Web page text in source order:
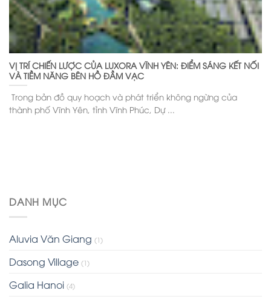
VỊ TRÍ CHIẾN LƯỢC CỦA LUXORA VĨNH YÊN: ĐIỂM SÁNG KẾT NỐI
VÀ TIỀM NĂNG BÊN HỒ ĐẦM VẠC
Trong bản đồ quy hoạch và phát triển không ngừng của
thành phố Vĩnh Yên, tỉnh Vĩnh Phúc, Dự ...
DANH MỤC
Aluvia Văn Giang (1)
Dasong Village (1)
Galia Hanoi (4)